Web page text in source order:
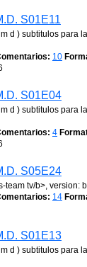
S01E11
d ) subtitulos para
10
S01E04
d ) subtitulos para
4
S05E24
team tv/b>, version:
14
S01E13
d ) subtitulos para